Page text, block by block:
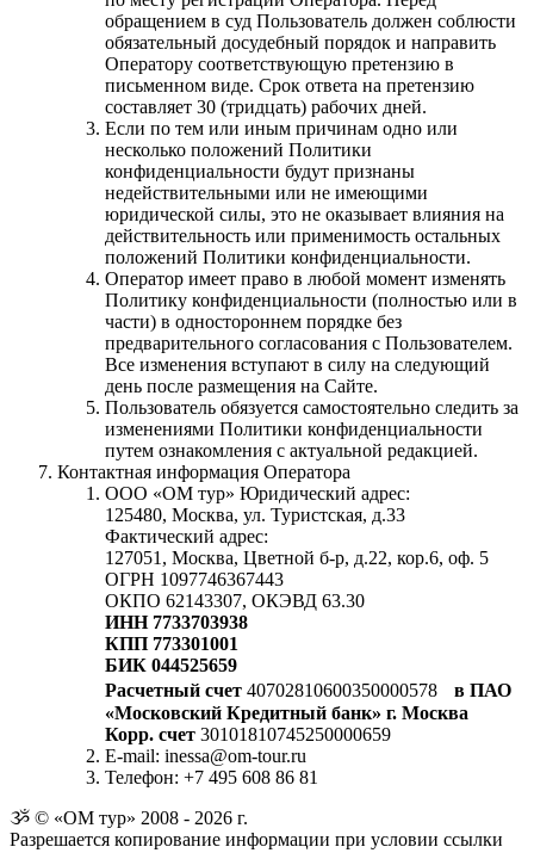
обращением в суд Пользователь должен соблюсти
обязательный досудебный порядок и направить
Оператору соответствующую претензию в
письменном виде. Срок ответа на претензию
составляет 30 (тридцать) рабочих дней.
Если по тем или иным причинам одно или
несколько положений Политики
конфиденциальности будут признаны
недействительными или не имеющими
юридической силы, это не оказывает влияния на
действительность или применимость остальных
положений Политики конфиденциальности.
Оператор имеет право в любой момент изменять
Политику конфиденциальности (полностью или в
части) в одностороннем порядке без
предварительного согласования с Пользователем.
Все изменения вступают в силу на следующий
день после размещения на Сайте.
Пользователь обязуется самостоятельно следить за
изменениями Политики конфиденциальности
путем ознакомления с актуальной редакцией.
Контактная информация Оператора
ООО «ОМ тур» Юридический адрес:
125480, Москва, ул. Туристская, д.33
Фактический адрес:
127051, Москва, Цветной б-р, д.22, кор.6, оф. 5
ОГРН 1097746367443
ОКПО 62143307, ОКЭВД 63.30
ИНН 7733703938
КПП 773301001
БИК 044525659
Расчетный счет 40702810600350000578 в ПАО
«Московский Кредитный банк» г. Москва
Корр. счет 30101810745250000659
E-mail: inessa@om-tour.ru
Телефон: +7 495 608 86 81
ૐ © «ОМ тур» 2008 - 2026 г.
Разрешается копирование информации при условии ссылки